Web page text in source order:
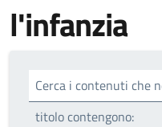
l'infanzia
Cerca i contenuti che
titolo contengono: